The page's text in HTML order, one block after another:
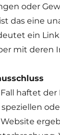
oder
das eine
ein Link
mit deren
haftet